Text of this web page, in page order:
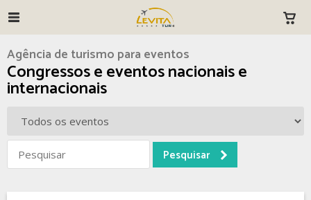
Agência de turismo para eventos
Congressos e eventos nacionais e
internacionais